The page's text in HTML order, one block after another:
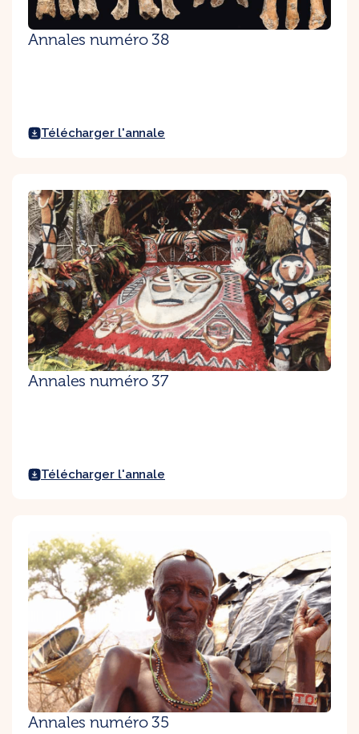
Annales numéro 38
Télécharger l'annale
Annales numéro 37
Télécharger l'annale
Annales numéro 35